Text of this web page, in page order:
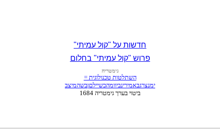
חדשות על "קול עמיתי"
פרוש "קול עמיתי" בחלום